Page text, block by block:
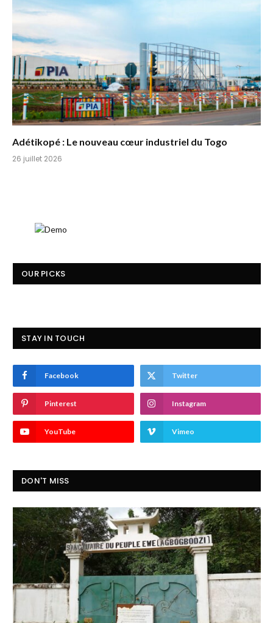
Adétikopé : Le nouveau cœur industriel du Togo
26 juillet 2026
OUR PICKS
STAY IN TOUCH
Facebook Twitter
Pinterest Instagram
YouTube Vimeo
DON'T MISS